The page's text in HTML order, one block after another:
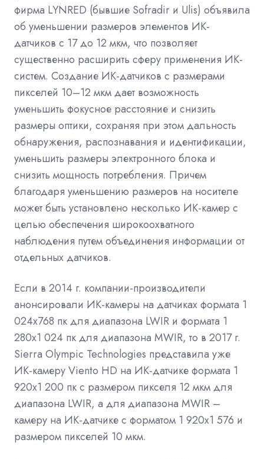
фирма LYNRED (бывшие Sofradir и Ulis) объявила
об уменьшении размеров элементов ИК-
датчиков с 17 до 12 мкм, что позволяет
существенно расширить сферу применения ИК-
систем. Создание ИК-датчиков с размерами
пикселей 10–12 мкм дает возможность
уменьшить фокусное расстояние и снизить
размеры оптики, сохраняя при этом дальность
обнаружения, распознавания и идентификации,
уменьшить размеры электронного блока и
снизить мощность потребления. Причем
благодаря уменьшению размеров на носителе
может быть установлено несколько ИК-камер с
целью обеспечения широкоохватного
наблюдения путем объединения информации от
отдельных датчиков.
Если в 2014 г. компании-производители
анонсировали ИК-камеры на датчиках формата 1
024x768 пк для диапазона LWIR и формата 1
280x1 024 пк для диапазона MWIR, то в 2017 г.
Sierra Olympic Technologies представила уже
ИК-камеру Viento HD на ИК-датчике формата 1
920x1 200 пк с размером пикселя 12 мкм для
диапазона LWIR, а для диапазона MWIR –
камеру на ИК-датчике с форматом 1 920х1 576 и
размером пикселей 10 мкм.